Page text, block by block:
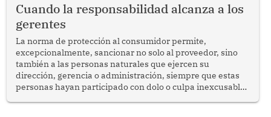
Cuando la responsabilidad alcanza a los
gerentes
La norma de protección al consumidor permite,
excepcionalmente, sancionar no solo al proveedor, sino
también a las personas naturales que ejercen su
dirección, gerencia o administración, siempre que estas
personas hayan participado con dolo o culpa inexcusable